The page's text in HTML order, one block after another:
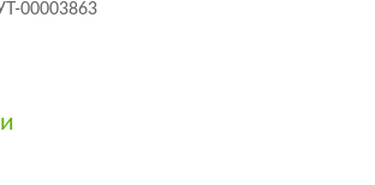
00003863